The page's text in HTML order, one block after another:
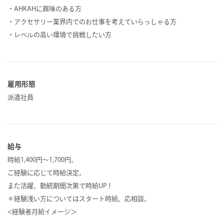
・AHKAHに興味のある方
・アクセサリー業界内でのお仕事を考えていらっしゃる方
・レベルの高い環境で挑戦したい方
雇用形態
派遣社員
給与
時給1,400円～1,700円。
ご経験に応じて時給決定。
また活躍、勤続期間次第で時給UP！
＊経験浅い方についてはスタート時給、応相談。
<経験者月給イメージ＞